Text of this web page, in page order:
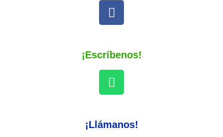
¡Escríbenos!
¡Llámanos!